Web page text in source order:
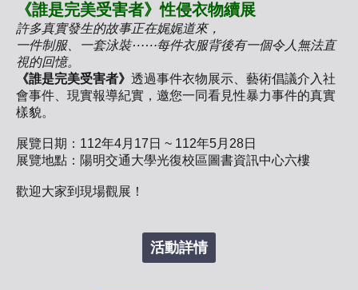
《誰是完美受害者》性侵衣物續展
許多真實發生的故事正在娓娓道來，
一件制服、一套泳裝⋯⋯每件衣服背後有一個令人無法直
視的回憶。
《誰是完美受害者》 透過事件衣物展示、藝術倡議介入社
會事件、現實報導紀實，邀您一同看見性暴力事件的真實
樣貌。
展覽日期：112年4月17日 ~ 112年5月28日
展覽地點：陽明交通大學光復校區圖書資訊中心六樓
歡迎大家到現場觀展！
活動詳情